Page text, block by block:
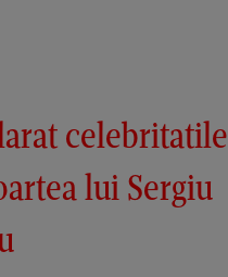
celebritatile
lui Sergiu